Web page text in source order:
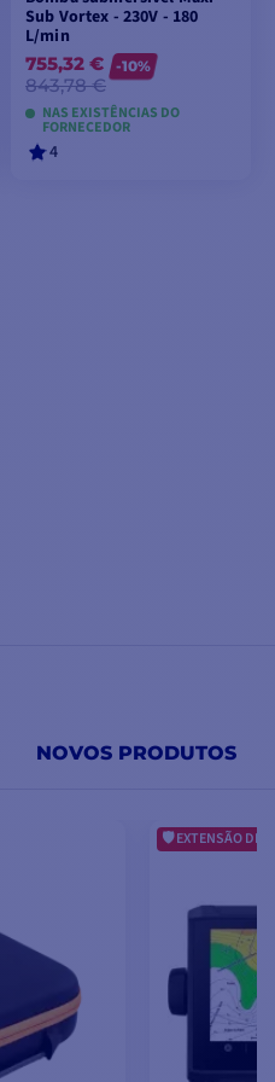
Sub Vortex - 230V - 180
L/min
755,32 €
843,78 €
-10%
NAS EXISTÊNCIAS DO
FORNECEDOR
4
NOVOS PRODUTOS
EXTENSÃO DE